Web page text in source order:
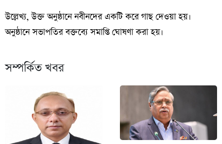
উল্লেখ্য, উক্ত অনুষ্ঠানে নবীনদের একটি করে গাছ দেওয়া হয়।
অনুষ্ঠানে সভাপতির বক্তব্যে সমাপ্তি ঘোষণা করা হয়।
সম্পর্কিত খবর